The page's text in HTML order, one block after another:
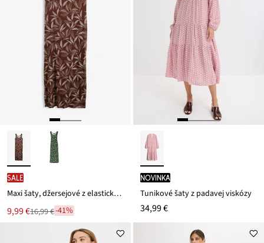
SALE
Maxi šaty, džersejové z elastického mixu viskózy
Nová
cena
9,99 €
Zľava16,99 €-41%
novinka
Tunikové šaty z padavej viskózy
34,99 €